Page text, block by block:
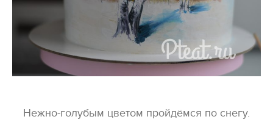
Нежно-голубым цветом пройдёмся по снегу.